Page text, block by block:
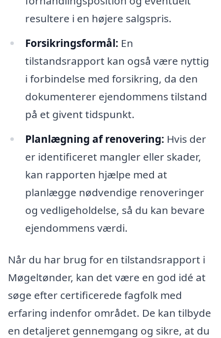
resultere i en højere salgspris.
Forsikringsformål: En
tilstandsrapport kan også være nyttig
i forbindelse med forsikring, da den
dokumenterer ejendommens tilstand
på et givent tidspunkt.
Planlægning af renovering: Hvis der
er identificeret mangler eller skader,
kan rapporten hjælpe med at
planlægge nødvendige renoveringer
og vedligeholdelse, så du kan bevare
ejendommens værdi.
Når du har brug for en tilstandsrapport i
Møgeltønder, kan det være en god idé at
søge efter certificerede fagfolk med
erfaring indenfor området. De kan tilbyde
en detaljeret gennemgang og sikre, at du